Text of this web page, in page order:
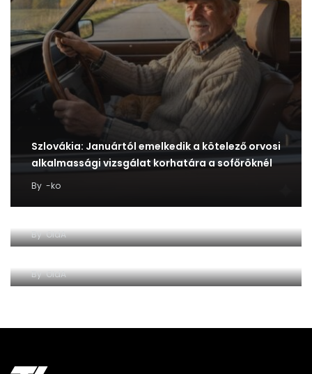
Szlovákia: Januártól emelkedik a kötelező orvosi
alkalmassági vizsgálat korhatára a sofőröknél
By -ko
ByOldA
ByOldA